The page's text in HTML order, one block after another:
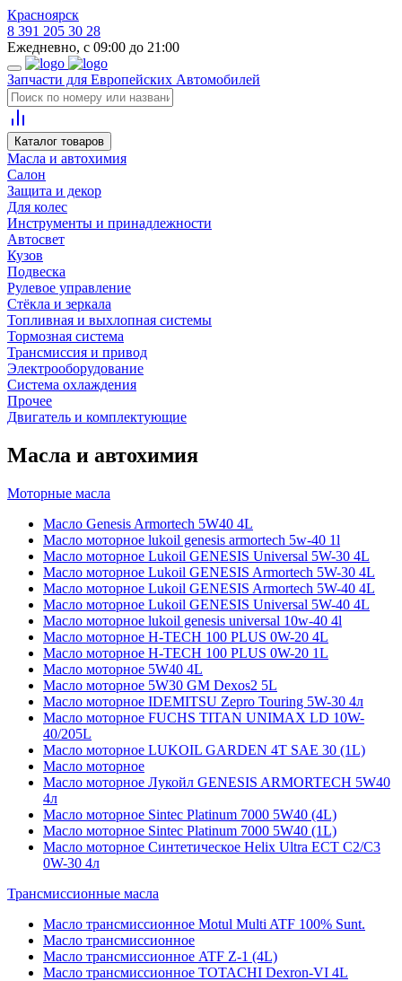
Красноярск
8 391 205 30 28
Ежедневно, с 09:00 до 21:00
Запчасти для Европейских Автомобилей
Каталог товаров
Масла и автохимия
Салон
Защита и декор
Для колес
Инструменты и принадлежности
Автосвет
Кузов
Подвеска
Рулевое управление
Стёкла и зеркала
Топливная и выхлопная системы
Тормозная система
Трансмиссия и привод
Электрооборудование
Система охлаждения
Прочее
Двигатель и комплектующие
Масла и автохимия
Моторные масла
Масло Genesis Armortech 5W40 4L
Масло моторное lukoil genesis armortech 5w-40 1l
Масло моторное Lukoil GENESIS Universal 5W-30 4L
Масло моторное Lukoil GENESIS Armortech 5W-30 4L
Масло моторное Lukoil GENESIS Armortech 5W-40 4L
Масло моторное Lukoil GENESIS Universal 5W-40 4L
Масло моторное lukoil genesis universal 10w-40 4l
Масло моторное H-TECH 100 PLUS 0W-20 4L
Масло моторное H-TECH 100 PLUS 0W-20 1L
Масло моторное 5W40 4L
Масло моторное 5W30 GM Dexos2 5L
Масло моторное IDEMITSU Zepro Touring 5W-30 4л
Масло моторное FUCHS TITAN UNIMAX LD 10W-
40/205L
Масло моторное LUKOIL GARDEN 4Т SAE 30 (1L)
Масло моторное
Масло моторное Лукойл GENESIS ARMORTECH 5W40
4л
Масло моторное Sintec Platinum 7000 5W40 (4L)
Масло моторное Sintec Platinum 7000 5W40 (1L)
Масло моторное Синтетическое Helix Ultra ECT C2/C3
0W-30 4л
Трансмиссионные масла
Масло трансмиссионное Motul Multi ATF 100% Sunt.
Масло трансмиссионное
Масло трансмиссионное ATF Z-1 (4L)
Масло трансмиссионное TOTACHI Dexron-VI 4L